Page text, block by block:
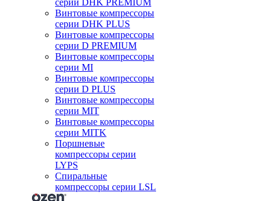
серии DHK PREMIUM
Винтовые компрессоры
серии DHK PLUS
Винтовые компрессоры
серии D PREMIUM
Винтовые компрессоры
серии MI
Винтовые компрессоры
серии D PLUS
Винтовые компрессоры
серии MIT
Винтовые компрессоры
серии MITK
Поршневые
компрессоры серии
LYPS
Спиральные
компрессоры серии LSL